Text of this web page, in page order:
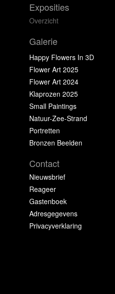
Exposities
Overzicht
Galerie
Happy Flowers In 3D
Flower Art 2025
Flower Art 2024
Klaprozen 2025
Small Paintings
Natuur-Zee-Strand
Portretten
Bronzen Beelden
Contact
Nieuwsbrief
Reageer
Gastenboek
Adresgegevens
Privacyverklaring